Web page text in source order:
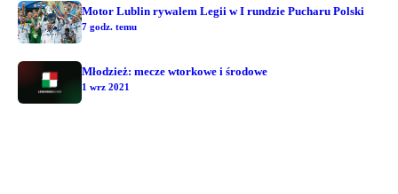
Motor Lublin rywalem Legii w I rundzie Pucharu Polski
7 godz. temu
Młodzież: mecze wtorkowe i środowe
1 wrz 2021